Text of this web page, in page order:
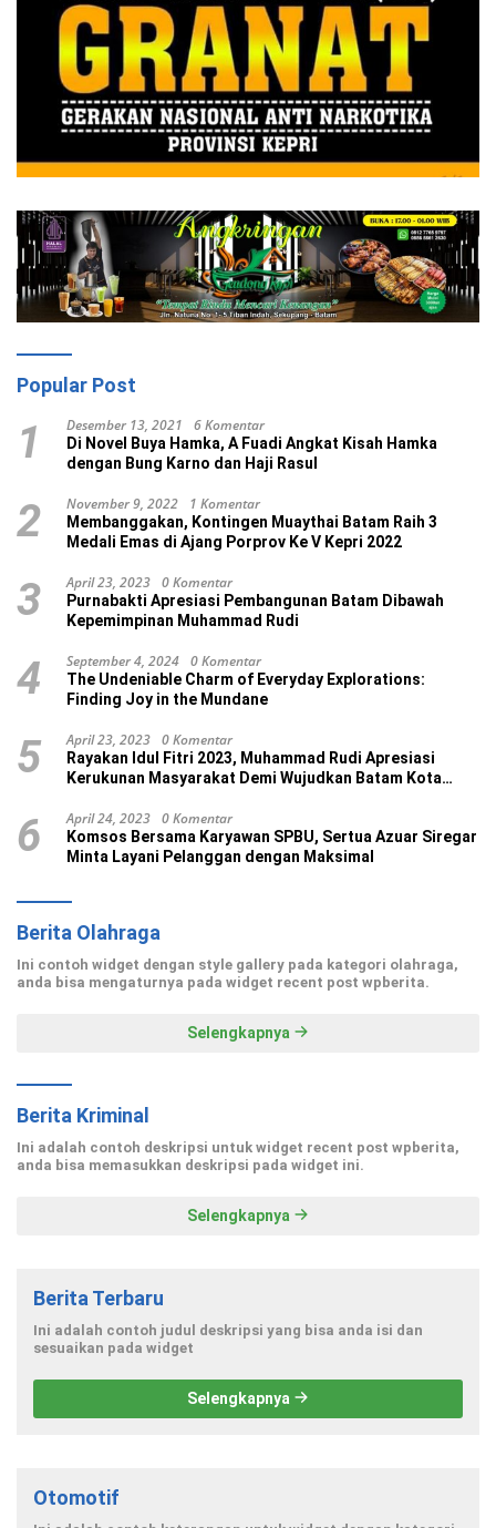
Popular Post
1 Desember 13, 2021 6 Komentar
Di Novel Buya Hamka, A Fuadi Angkat Kisah Hamka
dengan Bung Karno dan Haji Rasul
2 November 9, 2022 1 Komentar
Membanggakan, Kontingen Muaythai Batam Raih 3
Medali Emas di Ajang Porprov Ke V Kepri 2022
3 April 23, 2023 0 Komentar
Purnabakti Apresiasi Pembangunan Batam Dibawah
Kepemimpinan Muhammad Rudi
4 September 4, 2024 0 Komentar
The Undeniable Charm of Everyday Explorations:
Finding Joy in the Mundane
5 April 23, 2023 0 Komentar
Rayakan Idul Fitri 2023, Muhammad Rudi Apresiasi
Kerukunan Masyarakat Demi Wujudkan Batam Kota
6 April 24, 2023 0 Komentar
Komsos Bersama Karyawan SPBU, Sertua Azuar Siregar
Minta Layani Pelanggan dengan Maksimal
Berita Olahraga
Ini contoh widget dengan style gallery pada kategori olahraga,
anda bisa mengaturnya pada widget recent post wpberita.
Selengkapnya
Berita Kriminal
Ini adalah contoh deskripsi untuk widget recent post wpberita,
anda bisa memasukkan deskripsi pada widget ini.
Selengkapnya
Berita Terbaru
Ini adalah contoh judul deskripsi yang bisa anda isi dan
sesuaikan pada widget
Selengkapnya
Otomotif